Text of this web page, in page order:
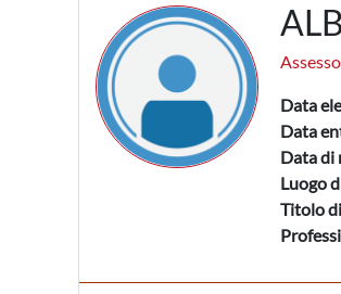
Data
Data
Data di
Luogo
Titolo